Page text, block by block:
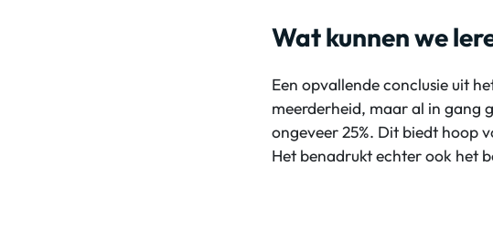
Wat kunnen we
Een opvallende conclusie uit
meerderheid, maar al in gang
ongeveer 25%. Dit biedt hoop
Het benadrukt echter ook het